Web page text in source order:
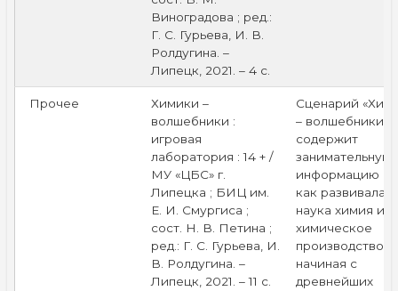
Виноградова ; ред.:
Г. С. Гурьева, И. В.
Ролдугина. –
Липецк, 2021. – 4 с.
Прочее
Химики –
волшебники :
игровая
лаборатория : 14 + /
МУ «ЦБС» г.
Липецка ; БИЦ им.
Е. И. Смургиса ;
сост. Н. В. Петина ;
ред.: Г. С. Гурьева, И.
В. Ролдугина. –
Липецк, 2021. – 11 с.
Сценарий
– волшебники»
содержит
занимательную
информацию о
как развивалась
наука химия и
химическое
производство,
начиная с
древнейших